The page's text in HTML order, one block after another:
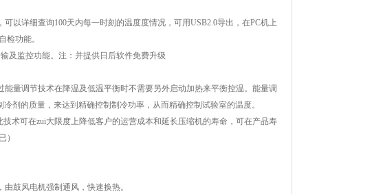
可以详细查询100天内每一时刻的温度度情况，可用USB2.0导出，在PC机上
能。
控功能。注：并提供日后软件免费升级
能量调节技术在降温及低温平衡时不需要另外启动加热来平衡控温。能量调
量，来达到精确控制制冷功率，从而精确控制试验室的温度。
技术可在zui大限度上降低客户的运营成本和延长压缩机的寿命，可在产品寿
）
鼓风电机强制通风，快速换热。